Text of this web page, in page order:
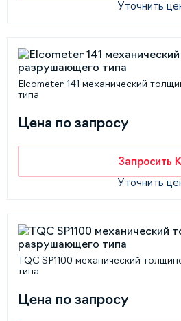
Уточнить
Elcometer 141 механический
типа
Цена по запросу
Запросить
Уточнить
TQC SP1100 механический
типа
Цена по запросу